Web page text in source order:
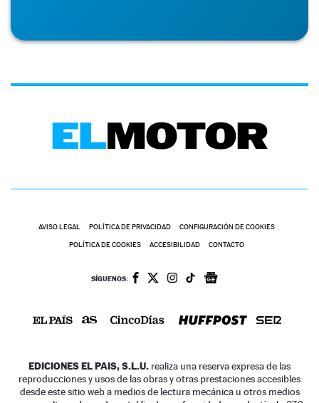
AVISO LEGAL POLÍTICA DE PRIVACIDAD CONFIGURACIÓN DE COOKIES
POLÍTICA DE COOKIES ACCESIBILIDAD CONTACTO
SÍGUENOS:
EDICIONES EL PAIS, S.L.U. realiza una reserva expresa de las
reproducciones y usos de las obras y otras prestaciones accesibles
desde este sitio web a medios de lectura mecánica u otros medios